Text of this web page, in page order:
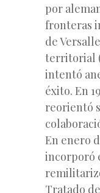
por
fronteras
de
territorial
intentó
éxito. En
reorientó
En enero
incorporó
Tratado